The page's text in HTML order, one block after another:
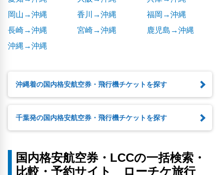
岡山→沖縄
香川→沖縄
福岡→沖縄
長崎→沖縄
宮崎→沖縄
鹿児島→沖縄
沖縄→沖縄
沖縄着の国内格安航空券・飛行機チケットを探す
千葉発の国内格安航空券・飛行機チケットを探す
国内格安航空券・LCCの一括検索・
比較・予約サイト ローチケ旅行